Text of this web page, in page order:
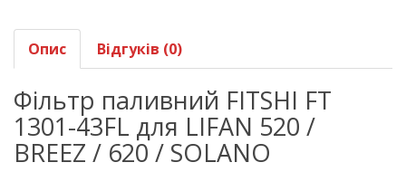
Опис Відгуків (0)
Фільтр паливний FITSHI FT
1301-43FL для LIFAN 520 /
BREEZ / 620 / SOLANO